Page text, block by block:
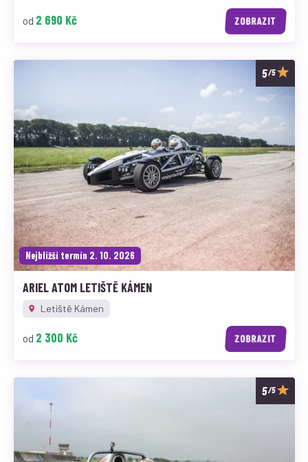
od 2 690 Kč ZOBRAZIT
/5
Nejbližší termín 2. 10. 2026
ARIEL ATOM LETIŠTĚ KÁMEN
Letiště Kámen
od 2 300 Kč ZOBRAZIT
/5